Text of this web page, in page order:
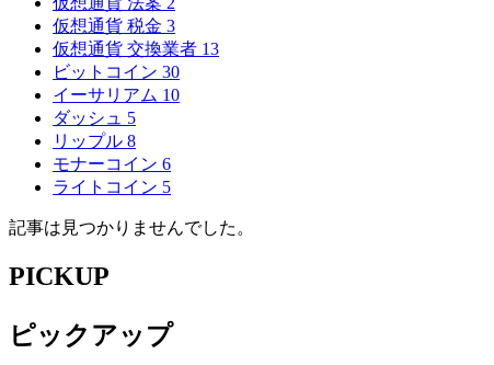
仮想通貨 税金 3
仮想通貨 交換業者 13
ビットコイン 30
イーサリアム 10
ダッシュ 5
リップル 8
モナーコイン 6
ライトコイン 5
記事は見つかりませんでした。
PICKUP
ピックアップ